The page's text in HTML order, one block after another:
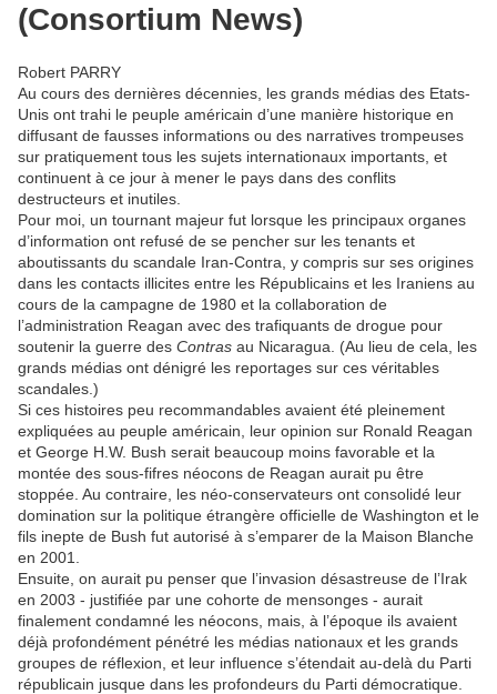
(Consortium News)
Robert PARRY
Au cours des dernières décennies, les grands médias des Etats-
Unis ont trahi le peuple américain d’une manière historique en
diffusant de fausses informations ou des narratives trompeuses
sur pratiquement tous les sujets internationaux importants, et
continuent à ce jour à mener le pays dans des conflits
destructeurs et inutiles.
Pour moi, un tournant majeur fut lorsque les principaux organes
d’information ont refusé de se pencher sur les tenants et
aboutissants du scandale Iran-Contra, y compris sur ses origines
dans les contacts illicites entre les Républicains et les Iraniens au
cours de la campagne de 1980 et la collaboration de
l’administration Reagan avec des trafiquants de drogue pour
soutenir la guerre des Contras au Nicaragua. (Au lieu de cela, les
grands médias ont dénigré les reportages sur ces véritables
scandales.)
Si ces histoires peu recommandables avaient été pleinement
expliquées au peuple américain, leur opinion sur Ronald Reagan
et George H.W. Bush serait beaucoup moins favorable et la
montée des sous-fifres néocons de Reagan aurait pu être
stoppée. Au contraire, les néo-conservateurs ont consolidé leur
domination sur la politique étrangère officielle de Washington et le
fils inepte de Bush fut autorisé à s’emparer de la Maison Blanche
en 2001.
Ensuite, on aurait pu penser que l’invasion désastreuse de l’Irak
en 2003 - justifiée par une cohorte de mensonges - aurait
finalement condamné les néocons, mais, à l’époque ils avaient
déjà profondément pénétré les médias nationaux et les grands
groupes de réflexion, et leur influence s’étendait au-delà du Parti
républicain jusque dans les profondeurs du Parti démocratique.